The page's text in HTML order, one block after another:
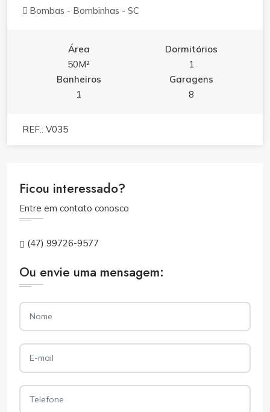
Bombas - Bombinhas - SC
Área
50M²
Dormitórios
1
Banheiros
1
Garagens
8
REF.: V035
Ficou interessado?
Entre em contato conosco
(47) 99726-9577
Ou envie uma mensagem: